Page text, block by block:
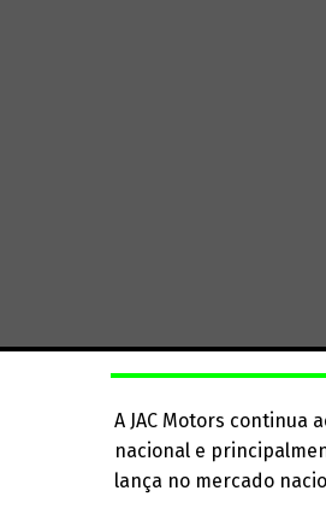
A JAC Motors continua
nacional e
lança no mercado